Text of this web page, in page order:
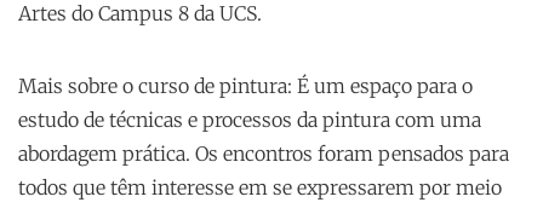
Artes do Campus 8 da UCS.
Mais sobre o curso de pintura: É um espaço para o
estudo de técnicas e processos da pintura com uma
abordagem prática. Os encontros foram pensados para
todos que têm interesse em se expressarem por meio